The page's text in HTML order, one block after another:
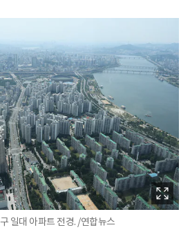
일대 아파트 전경. /연합뉴스